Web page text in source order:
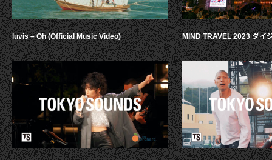
luvis – Oh (Official Music Video) MIND TRAVEL 2023 ダイ